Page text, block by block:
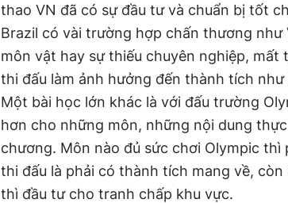
thao VN đã có sự đầu tư và chuẩn bị tốt
Brazil có vài trường hợp chấn thương
môn vật hay sự thiếu chuyên nghiệp,
thi đấu làm ảnh hưởng đến thành tích
Một bài học lớn khác là với đấu trường
hơn cho những môn, những nội dung
chương. Môn nào đủ sức chơi Olympic thì
thi đấu là phải có thành tích mang về,
thì đầu tư cho tranh chấp khu vực.